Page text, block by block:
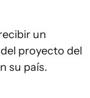
un
proyecto del
su país.